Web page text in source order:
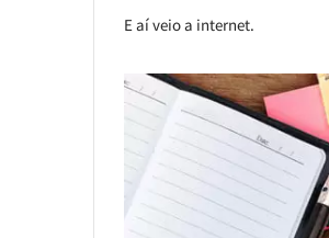
E aí veio a internet.